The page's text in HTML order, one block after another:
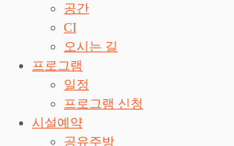
공간
CI
오시는 길
프로그램
일정
프로그램 신청
시설예약
공유주방